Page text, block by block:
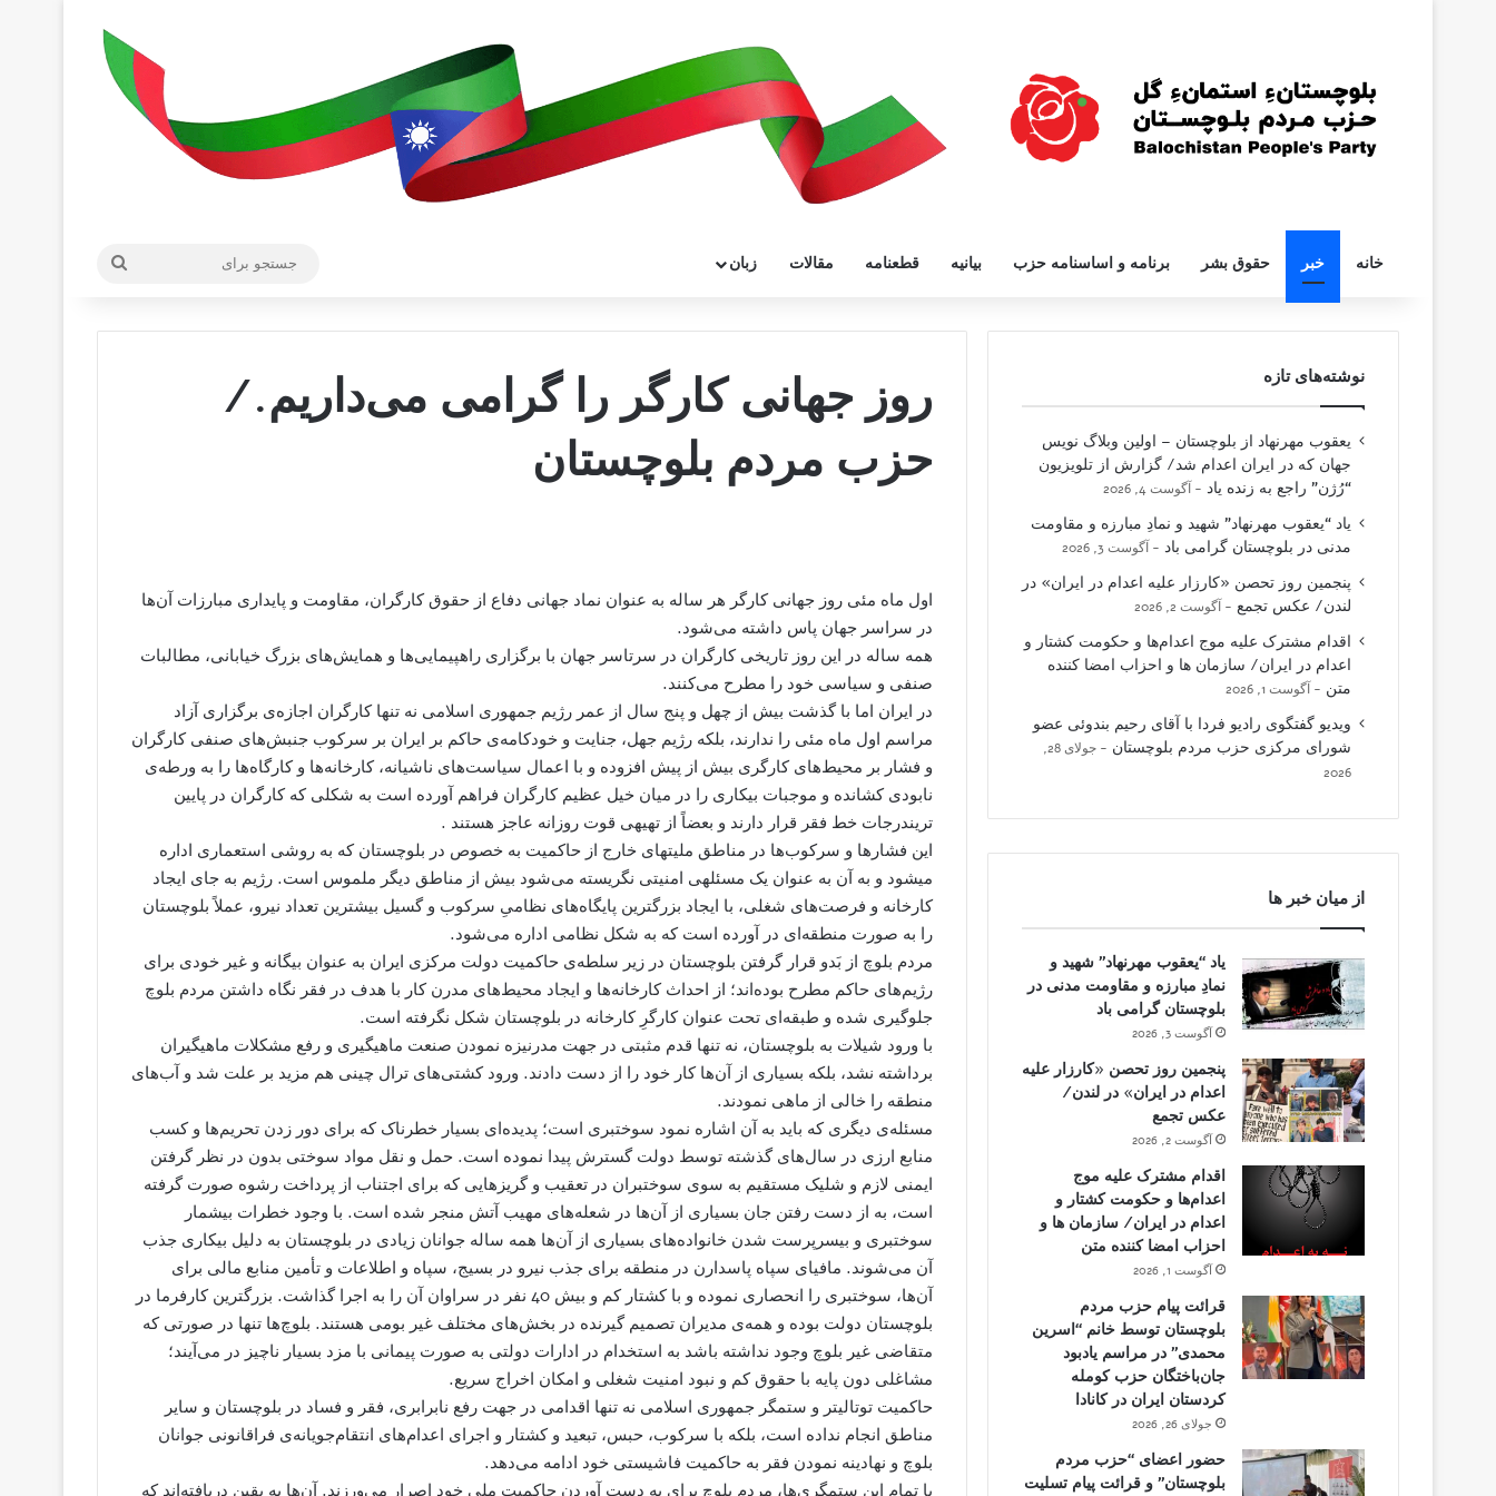
خانه خبر حقوق بشر برنامه و اساسنامه حزب بیانیه قطعنامه مقالات زبان
روز جهانی کارگر را گرامی می‌داریم./
حزب مردم بلوچستان
اول ماه مئی روز جهانی کارگر هر ساله به عنوان نماد جهانی دفاع از حقوق کارگران، مقاومت و پایداری مبارزات آن‌ها
در سراسر جهان پاس داشته می‌شود.
همه ساله در این روز تاریخی کارگران در سرتاسر جهان با برگزاری راهپیمایی‌ها و همایش‌های بزرگ خیابانی، مطالبات
صنفی و سیاسی خود را مطرح می‌کنند.
در ایران اما با گذشت بیش از چهل و پنج سال از عمر رژیم جمهوری اسلامی نه تنها کارگران اجازه‌ی برگزاری آزاد
مراسم اول ماه مئی را ندارند، بلکه رژیم جهل، جنایت و خودکامه‌ی حاکم بر ایران بر سرکوب جنبش‌های صنفی کارگران
و فشار بر محیط‌های کارگری بیش از پیش افزوده و با اعمال سیاست‌های ناشیانه، کارخانه‌ها و کارگاه‌ها را به ورطه‌ی
نابودی کشانده و موجبات بیکاری را در میان خیل عظیم کارگران فراهم آورده است به شکلی که کارگران در پایین
ترین‏درجات خط فقر قرار دارند و بعضاً از تهیه‏ی قوت روزانه عاجز هستند .
این فشارها و سرکوب‌ها در مناطق ملیت‏های خارج از حاکمیت به خصوص در بلوچستان که به روشی استعماری اداره
می‏شود و به آن به عنوان یک مسئله‏ی امنیتی نگریسته می‌شود بیش از مناطق دیگر ملموس است. رژیم به جای ایجاد
کارخانه و فرصت‌های شغلی، با ایجاد بزرگترین پایگاه‌های نظامیِ سرکوب و گسیل بیشترین تعداد نیرو، عملاً‌ بلوچستان
را به صورت منطقه‌ای در آورده است که به شکل نظامی اداره می‌شود.
مردم بلوچ از بَدو قرار گرفتن بلوچستان در زیر سلطه‌ی حاکمیت دولت مرکزی ایران به عنوان بیگانه و غیر خودی برای
رژیم‌های حاکم مطرح بوده‌اند؛ از احداث کارخانه‌ها و ایجاد محیط‌های مدرن کار با هدف در فقر نگاه داشتن مردم بلوچ
جلوگیری شده و طبقه‌ا‌ی تحت عنوان کارگرِ کارخانه در بلوچستان شکل نگرفته است.
با ورود شیلات به بلوچستان، نه تنها قدم مثبتی در جهت مدرنیزه نمودن صنعت ماهیگیری و رفع مشکلات ماهیگیران
برداشته نشد، بلکه بسیاری از آن‌ها کار خود را از دست دادند. ورود کشتی‌های ترال چینی هم مزید بر علت شد و آب‌های
منطقه را خالی از ماهی نمودند.
مسئله‌ی دیگری که باید به آن اشاره نمود سوختبری است؛ پدیده‌ای بسیار خطرناک که برای دور زدن تحریم‌ها و کسب
منابع ارزی در سال‌های گذشته توسط دولت گسترش پیدا نموده است. حمل و نقل مواد سوختی بدون در نظر گرفتن
ایمنی لازم و شلیک مستقیم به سوی سوختبران در تعقیب و گریزهایی که برای اجتناب از پرداخت رشوه صورت گرفته
است، به از دست رفتن جان بسیاری از آن‌ها در شعله‌های مهیب آتش منجر شده است. با وجود خطرات بیشمار
سوختبری و بی‏سرپرست شدن خانواده‌های بسیاری از آن‌ها همه ساله جوانان زیادی در بلوچستان به دلیل بیکاری جذب
آن می‌شوند. مافیای سپاه پاسدارن در منطقه برای جذب نیرو در بسیج، سپاه و اطلاعات و تأمین منابع مالی برای
آن‌ها، سوختبری را انحصاری نموده و با کشتار کم و بیش 40 نفر در سراوان آن را به اجرا گذاشت. بزرگترین کارفرما در
بلوچستان دولت بوده و همه‌ی مدیران تصمیم گیرنده در بخش‌های مختلف غیر بومی هستند. بلوچ‌ها تنها در صورتی که
متقاضی غیر بلوچ وجود نداشته باشد به استخدام در ادارات دولتی به صورت پیمانی با مزد بسیار ناچیز در می‌آیند؛
مشاغلی دون پایه با حقوق کم و نبود امنیت شغلی و امکان اخراج سریع.
حاکمیت توتالیتر و ستمگر جمهوری اسلامی نه تنها اقدامی در جهت رفع نابرابری، فقر و فساد در بلوچستان و سایر
مناطق انجام نداده است، بلکه با سرکوب، حبس، تبعید و کشتار و اجرای اعدام‌های انتقام‌جویانه‌ی فراقانونی جوانان
بلوچ و نهادینه نمودن فقر به حاکمیت فاشیستی خود ادامه می‌دهد.
با تمام این ستمگری‌ها، مردم بلوچ برای به دست آوردن حاکمیت ملی خود اصرار می‌ورزند. آن‌ها به یقین دریافته‌اند که
نوشته‌های تازه
یعقوب مهرنهاد از بلوچستان – اولین وبلاگ نویس
جهان که در ایران اعدام شد/ گزارش از تلویزیون
“رُژن” راجع به زنده یاد
آگوست 4, 2026
یاد “یعقوب مهرنهاد” شهید و نمادِ مبارزه و مقاومت
مدنی در بلوچستان گرامی باد
آگوست 3, 2026
پنجمین روز تحصن «کارزار علیه اعدام در ایران» در
لندن/ عکس تجمع
آگوست 2, 2026
اقدام مشترک علیه موج اعدام‌ها و حکومت کشتار و
اعدام در ایران/ سازمان ها و احزاب امضا کننده
متن
آگوست 1, 2026
ویدیو گفتگوی رادیو فردا با آقای رحیم بندوئی عضو
شورای مرکزی حزب مردم بلوچستان
جولای 28,
2026
از میان خبر ها
یاد “یعقوب مهرنهاد” شهید و
نمادِ مبارزه و مقاومت مدنی در
بلوچستان گرامی باد
آگوست 3, 2026
پنجمین روز تحصن «کارزار علیه
اعدام در ایران» در لندن/
عکس تجمع
آگوست 2, 2026
اقدام مشترک علیه موج
اعدام‌ها و حکومت کشتار و
اعدام در ایران/ سازمان ها و
احزاب امضا کننده متن
آگوست 1, 2026
قرائت پیام حزب مردم
بلوچستان توسط خانم “اسرین
محمدی” در مراسم یادبود
جان‌باختگان حزب کومله
کردستان ایران در کانادا
جولای 26, 2026
حضور اعضای “حزب مردم
بلوچستان” و قرائت پیام تسلیت